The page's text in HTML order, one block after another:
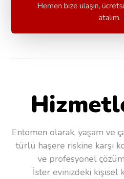
Hemen bize ulaşın,
atalım.
Entomen olarak, yaşam ve
türlü haşere riskine karşı
ve profesyonel
İster evinizdeki kişisel